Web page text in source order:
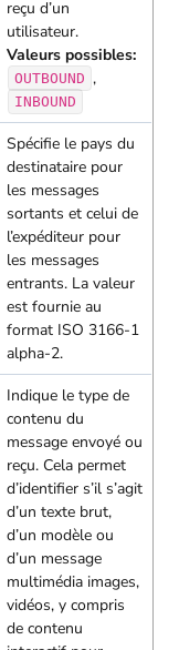
reçu d’un
utilisateur.
Valeurs possibles:
OUTBOUND ,
INBOUND
Spécifie le pays du
destinataire pour
les messages
sortants et celui de
l’expéditeur pour
les messages
entrants. La valeur
est fournie au
format ISO 3166-1
alpha-2.
Indique le type de
contenu du
message envoyé ou
reçu. Cela permet
d’identifier s’il s’agit
d’un texte brut,
d’un modèle ou
d’un message
multimédia images,
vidéos, y compris
de contenu